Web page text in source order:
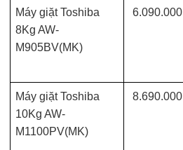
Máy giặt Toshiba
8Kg AW-
M905BV(MK)
6.090.000
Máy giặt Toshiba
10Kg AW-
M1100PV(MK)
8.690.000